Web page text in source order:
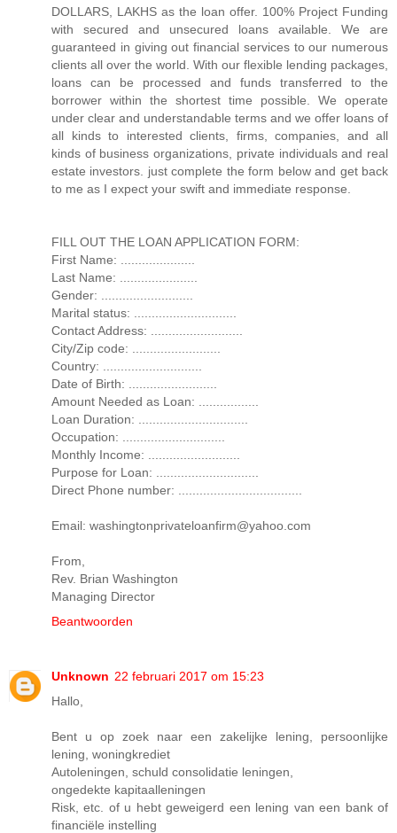
DOLLARS, LAKHS as the loan offer. 100% Project Funding
with secured and unsecured loans available. We are
guaranteed in giving out financial services to our numerous
clients all over the world. With our flexible lending packages,
loans can be processed and funds transferred to the
borrower within the shortest time possible. We operate
under clear and understandable terms and we offer loans of
all kinds to interested clients, firms, companies, and all
kinds of business organizations, private individuals and real
estate investors. just complete the form below and get back
to me as I expect your swift and immediate response.
FILL OUT THE LOAN APPLICATION FORM:
First Name: .....................
Last Name: ......................
Gender: ..........................
Marital status: .............................
Contact Address: ..........................
City/Zip code: .........................
Country: ............................
Date of Birth: .........................
Amount Needed as Loan: .................
Loan Duration: ...............................
Occupation: .............................
Monthly Income: ..........................
Purpose for Loan: .............................
Direct Phone number: ...................................
Email: washingtonprivateloanfirm@yahoo.com
From,
Rev. Brian Washington
Managing Director
Beantwoorden
Unknown 22 februari 2017 om 15:23
Hallo,
Bent u op zoek naar een zakelijke lening, persoonlijke
lening, woningkrediet
Autoleningen, schuld consolidatie leningen,
ongedekte kapitaalleningen
Risk, etc. of u hebt geweigerd een lening van een bank of
financiële instelling